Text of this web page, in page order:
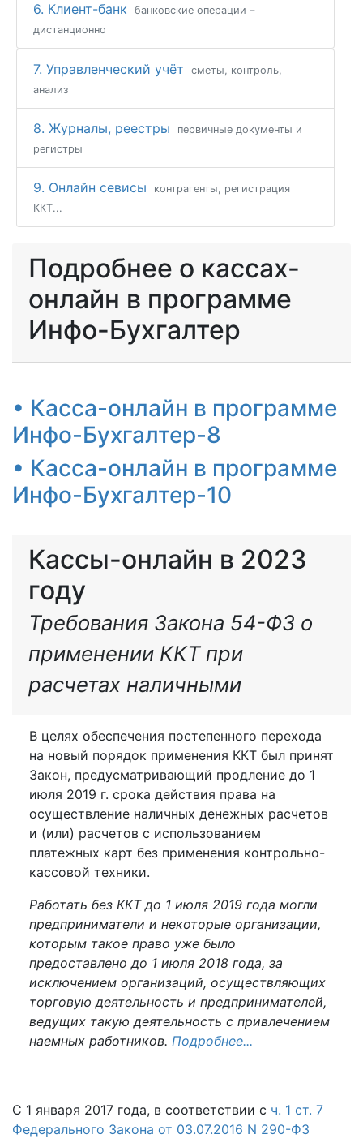
6. Клиент-банк
банковские операции –
дистанционно
7. Управленческий учёт
сметы, контроль,
анализ
8. Журналы, реестры
первичные документы и
регистры
9. Онлайн севисы
контрагенты, регистрация
ККТ...
Подробнее о кассах-
онлайн в программе
Инфо-Бухгалтер
• Касса-онлайн в программе
Инфо-Бухгалтер-8
• Касса-онлайн в программе
Инфо-Бухгалтер-10
Кассы-онлайн в 2023
году
Требования Закона 54-ФЗ о
применении ККТ при
расчетах наличными
В целях обеспечения постепенного перехода
на новый порядок применения ККТ был принят
Закон, предусматривающий продление до 1
июля 2019 г. срока действия права на
осуществление наличных денежных расчетов
и (или) расчетов с использованием
платежных карт без применения контрольно-
кассовой техники.
Работать без ККТ до 1 июля 2019 года могли
предприниматели и некоторые организации,
которым такое право уже было
предоставлено до 1 июля 2018 года, за
исключением организаций, осуществляющих
торговую деятельность и предпринимателей,
ведущих такую деятельность с привлечением
наемных работников. Подробнее...
С 1 января 2017 года, в соответствии с ч. 1 ст. 7
Федерального Закона от 03.07.2016 N 290-ФЗ